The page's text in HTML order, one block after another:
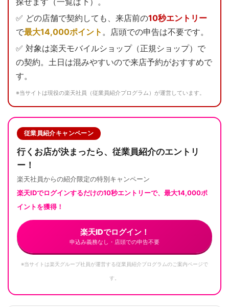
✅ どの店舗で契約しても、来店前の10秒エントリー
で最大14,000ポイント 。店頭での申告は不要です。
✅ 対象は楽天モバイルショップ（正規ショップ）で
の契約。土日は混みやすいので来店予約がおすすめで
す。
※当サイトは現役の楽天社員（従業員紹介プログラム）が運営しています。
従業員紹介キャンペーン
行くお店が決まったら、従業員紹介のエントリ
ー！
楽天社員からの紹介限定の特別キャンペーン
楽天IDでログインするだけの10秒エントリーで、最大14,000ポ
イントを獲得！
楽天IDでログイン！
申込み義務なし・店頭での申告不要
※当サイトは楽天グループ社員が運営する従業員紹介プログラムのご案内ページで
す。